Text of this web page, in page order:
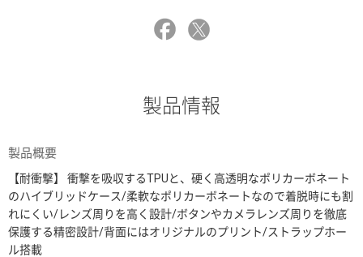
製品情報
製品概要
【耐衝撃】 衝撃を吸収するTPUと、硬く高透明なポリカーボネート
のハイブリッドケース/柔軟なポリカーボネートなので着脱時にも割
れにくい/レンズ周りを高く設計/ボタンやカメラレンズ周りを徹底
保護する精密設計/背面にはオリジナルのプリント/ストラップホー
ル搭載